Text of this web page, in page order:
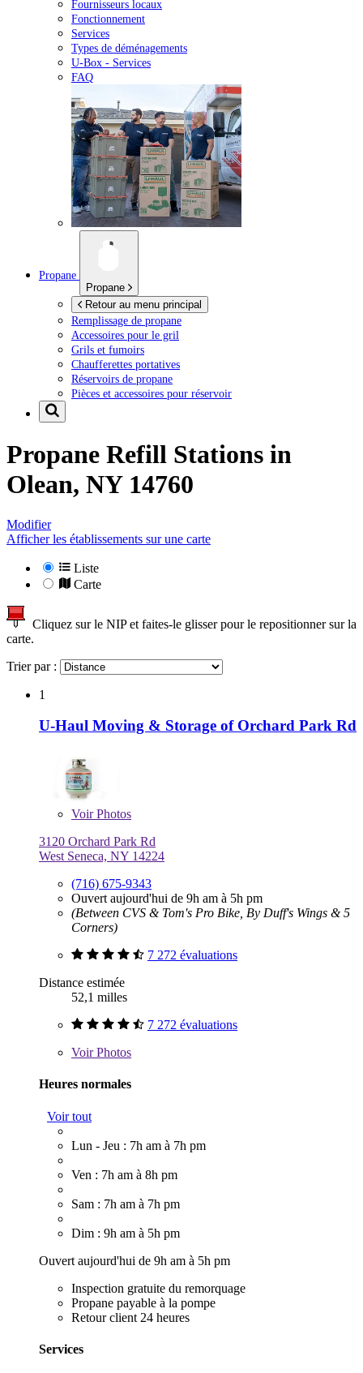
Fournisseurs locaux
Fonctionnement
Services
Types de déménagements
U-Box - Services
FAQ
Propane
Propane
Retour au menu principal
Remplissage de propane
Accessoires pour le gril
Grils et fumoirs
Chaufferettes portatives
Réservoirs de propane
Pièces et accessoires pour réservoir
Propane Refill Stations in
Olean, NY 14760
Modifier
Afficher les établissements sur une carte
Liste
Carte
Cliquez sur le NIP et faites-le glisser pour le repositionner sur la
carte.
Trier par :
1
U-Haul Moving & Storage of Orchard Park Rd
VoirPhotos
3120 Orchard Park Rd
West Seneca, NY 14224
(716) 675-9343
Ouvert aujourd'hui de 9h am à 5h pm
(Between CVS & Tom's Pro Bike, By Duff's Wings & 5
Corners)
7 272 évaluations
Distance estimée
52,1 milles
7 272 évaluations
VoirPhotos
Heures normales
Voir tout
Lun - Jeu : 7h am à 7h pm
Ven : 7h am à 8h pm
Sam : 7h am à 7h pm
Dim : 9h am à 5h pm
Ouvert aujourd'hui de 9h am à 5h pm
Inspection gratuite du remorquage
Propane payable à la pompe
Retour client 24 heures
Services